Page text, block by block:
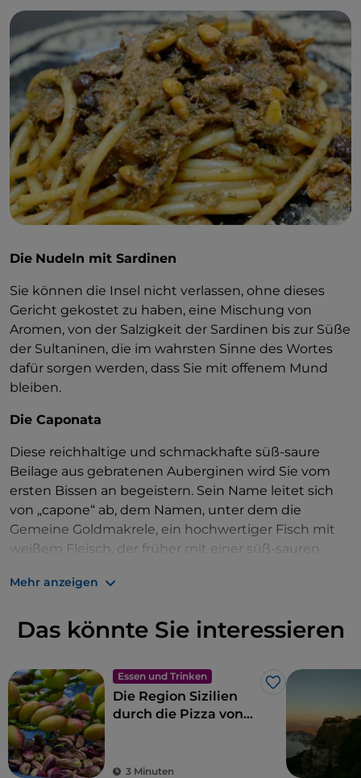
Ragout aus schwarzem Nebrodi-Schwein,Pilze,
wilden Spargel
Pecorino-Käse,Nougat (Torroni)
mit Mandeln oder Pistazien, „Nuvolette“ und
„Tirrimulliri“, deren Hauptzutat gekochterWein mit
Walnüssen,Haselnüssenund einer PriseZimt ist.
Die Nudeln mit Sardinen
Sie können die Insel nicht verlassen, ohne dieses
Gericht gekostet zu haben, eine Mischung von
Aromen, von der Salzigkeit der Sardinen bis zur Süße
der Sultaninen, die im wahrsten Sinne des Wortes
dafür sorgen werden, dass Sie mit offenem Mund
bleiben.
Die Caponata
Diese reichhaltige und schmackhafte süß-saure
Beilage aus gebratenen Auberginen wird Sie vom
ersten Bissen an begeistern. Sein Name leitet sich
von „capone“ ab, dem Namen, unter dem die
Gemeine Goldmakrele, ein hochwertiger Fisch mit
weißem Fleisch, der früher mit einer süß-sauren
bekannt ist und vor allem im Sommer auf
Menschen, die sich den teuren Fisch nicht leisten
Verwendung von Fisch und machte Platz für die
Gemüsevariante.
Mehr anzeigen
Das könnte Sie interessieren
Essen und Trinken
Like
Die Region Sizilien
durch die Pizza von
3 Minuten